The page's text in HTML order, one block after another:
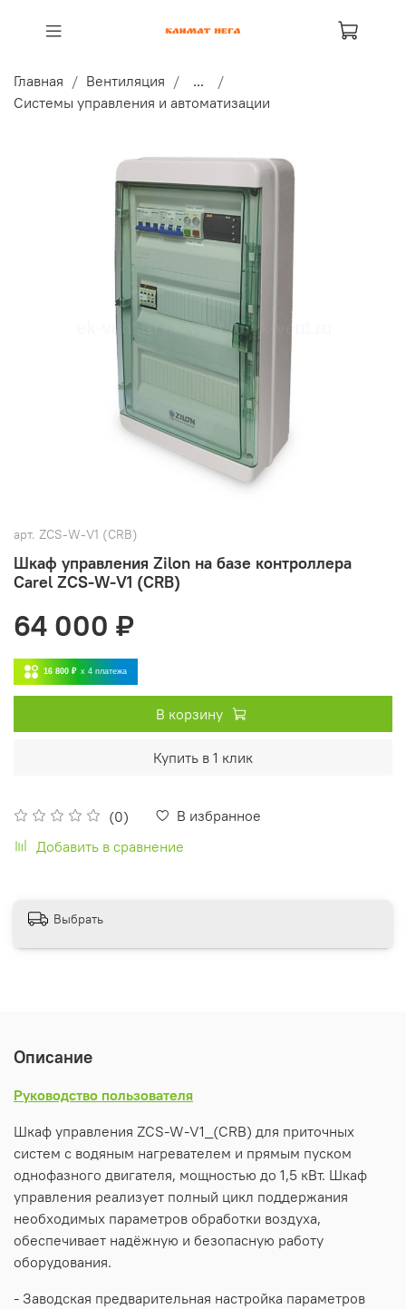
Главная Вентиляция
...
Системы управления и автоматизации
арт. ZCS-W-V1 (CRB)
Шкаф управления Zilon на базе контроллера
Carel ZCS-W-V1 (CRB)
(0)
В избранное
Добавить в сравнение
64 000 ₽
16 800 ₽ x 4 платежа
В корзину
Купить в 1 клик
Выбрать
Описание
Руководство пользователя
Шкаф управления ZCS-W-V1_(CRB) для приточных
систем с водяным нагревателем и прямым пуском
однофазного двигателя, мощностью до 1,5 кВт. Шкаф
управления реализует полный цикл поддержания
необходимых параметров обработки воздуха,
обеспечивает надёжную и безопасную работу
оборудования.
- Заводская предварительная настройка параметров